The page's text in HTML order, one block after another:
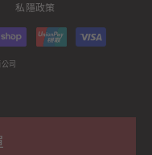
私隱政策
司